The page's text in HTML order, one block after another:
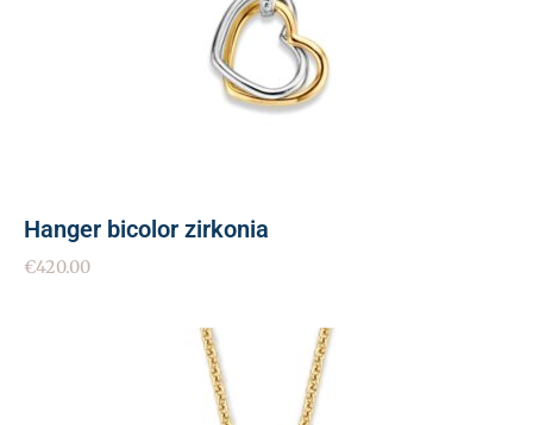
Hanger bicolor zirkonia
€420.00